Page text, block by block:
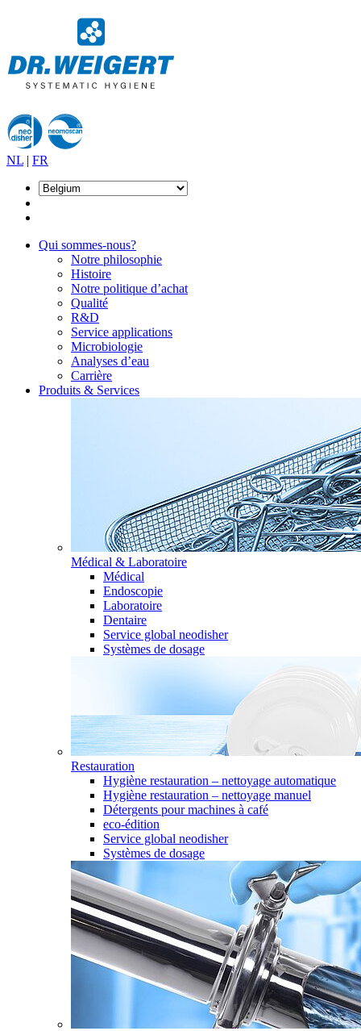
NL | FR
Qui sommes-nous?
Notre philosophie
Histoire
Notre politique d’achat
Qualité
R&D
Service applications
Microbiologie
Analyses d’eau
Carrière
Produits & Services
Médical & Laboratoire
Médical
Endoscopie
Laboratoire
Dentaire
Service global neodisher
Systèmes de dosage
Restauration
Hygiène restauration – nettoyage automatique
Hygiène restauration – nettoyage manuel
Détergents pour machines à café
eco-édition
Service global neodisher
Systèmes de dosage